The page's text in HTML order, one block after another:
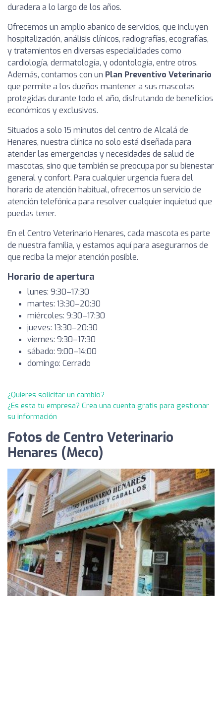
duradera a lo largo de los años.
Ofrecemos un amplio abanico de servicios, que incluyen
hospitalización, análisis clínicos, radiografías, ecografías,
y tratamientos en diversas especialidades como
cardiología, dermatología, y odontología, entre otros.
Además, contamos con un Plan Preventivo Veterinario
que permite a los dueños mantener a sus mascotas
protegidas durante todo el año, disfrutando de beneficios
económicos y exclusivos.
Situados a solo 15 minutos del centro de Alcalá de
Henares, nuestra clínica no solo está diseñada para
atender las emergencias y necesidades de salud de
mascotas, sino que también se preocupa por su bienestar
general y confort. Para cualquier urgencia fuera del
horario de atención habitual, ofrecemos un servicio de
atención telefónica para resolver cualquier inquietud que
puedas tener.
En el Centro Veterinario Henares, cada mascota es parte
de nuestra familia, y estamos aquí para asegurarnos de
que reciba la mejor atención posible.
Horario de apertura
lunes: 9:30–17:30
martes: 13:30–20:30
miércoles: 9:30–17:30
jueves: 13:30–20:30
viernes: 9:30–17:30
sábado: 9:00–14:00
domingo: Cerrado
¿Quieres solicitar un cambio?
¿Es esta tu empresa? Crea una cuenta gratis para gestionar
su información
Fotos de Centro Veterinario
Henares (Meco)